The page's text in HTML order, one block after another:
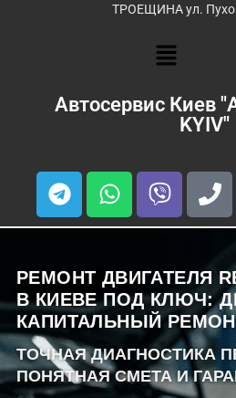
ТРОЕЩИНА ул.
Автосервис Киев
KYIV"
РЕМОНТ ДВИГАТЕЛЯ
В КИЕВЕ ПОД КЛЮЧ:
КАПИТАЛЬНЫЙ
ТОЧНАЯ ДИАГНОСТИКА
ПОНЯТНАЯ СМЕТА И